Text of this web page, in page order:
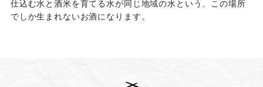
仕込む水と酒米を育てる水が同じ地域の水という、この場所
でしか生まれないお酒になります。